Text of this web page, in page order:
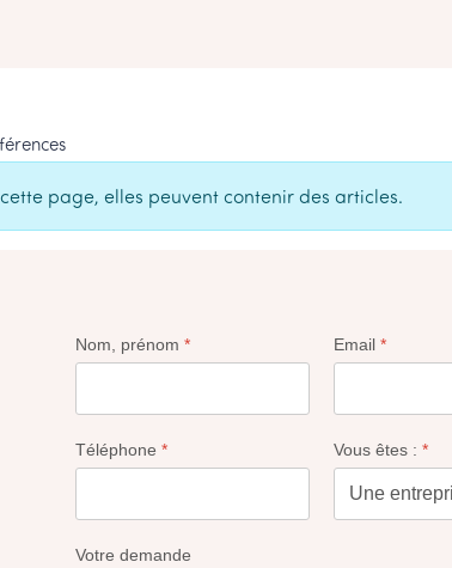
page, elles peuvent contenir des articles.
Nom, prénom * Email *
Téléphone * Vous êtes : *
Votre demande